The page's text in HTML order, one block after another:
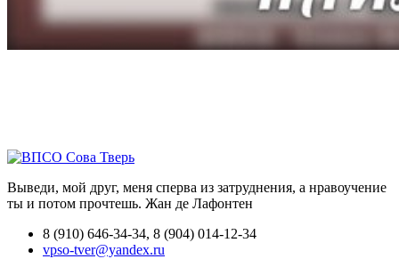
Выведи, мой друг, меня сперва из затруднения, а нравоучение
ты и потом прочтешь. Жан де Лафонтен
8 (910) 646-34-34, 8 (904) 014-12-34
vpso-tver@yandex.ru